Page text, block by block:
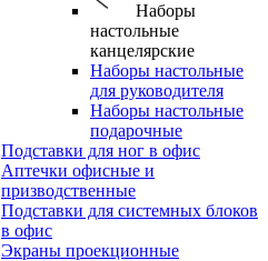
Наборы
настольные
канцелярские
Наборы настольные
для руководителя
Наборы настольные
подарочные
Подставки для ног в офис
Аптечки офисные и
призводственные
Подставки для системных блоков
в офис
Экраны проекционные